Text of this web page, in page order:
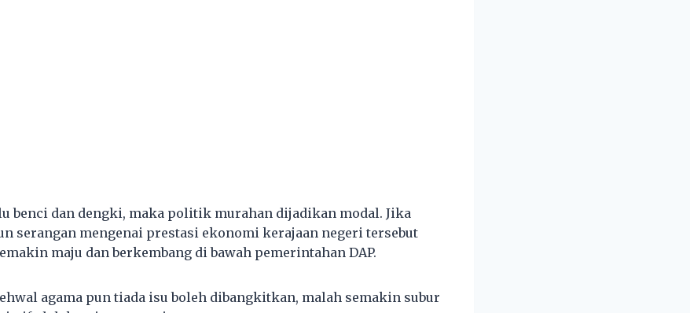
benci dan dengki, maka politik murahan dijadikan modal. Jika
serangan mengenai prestasi ekonomi kerajaan negeri tersebut
maju dan berkembang di bawah pemerintahan DAP.
agama pun tiada isu boleh dibangkitkan, malah semakin subur